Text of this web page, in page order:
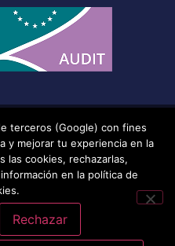
(Sevilla), adscrito a la
Sevilla.– Aviso legal, política de
de seguridad, código de
de información –
Última
20/07/2026
terceros (Google) con fines
y mejorar tu experiencia en la
las cookies, rechazarlas,
en la política de
Rechazar